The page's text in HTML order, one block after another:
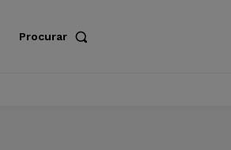
Procurar